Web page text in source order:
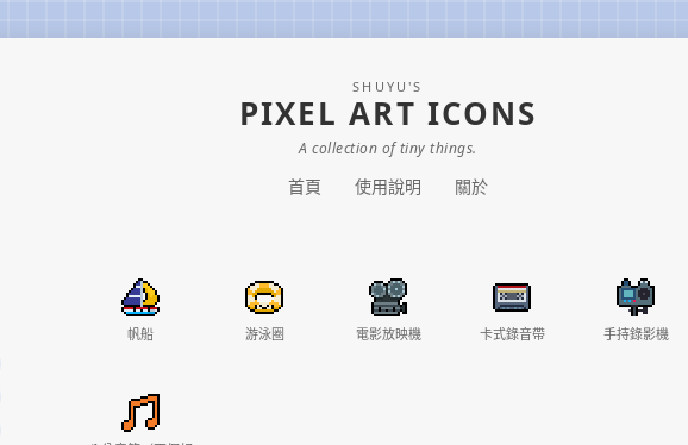
SHUYU'S
PIXEL ART ICONS
A collection of tiny things.
首頁 使用說明 關於
帆船 游泳圈 電影放映機 卡式錄音帶 手持錄影機